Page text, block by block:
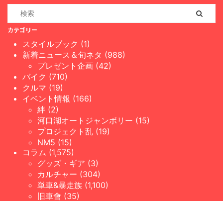
カテゴリー
スタイルブック (1)
新着ニュース＆旬ネタ (988)
プレゼント企画 (42)
バイク (710)
クルマ (19)
イベント情報 (166)
絆 (2)
河口湖オートジャンボリー (15)
プロジェクト乱 (19)
NM5 (15)
コラム (1,575)
グッズ・ギア (3)
カルチャー (304)
単車&暴走族 (1,100)
旧車會 (35)